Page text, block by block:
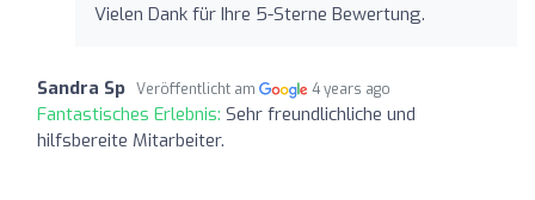
Vielen Dank für Ihre 5-Sterne Bewertung.
Sandra Sp Veröffentlicht am 4 years ago
Fantastisches Erlebnis: Sehr freundlichliche und
hilfsbereite Mitarbeiter.